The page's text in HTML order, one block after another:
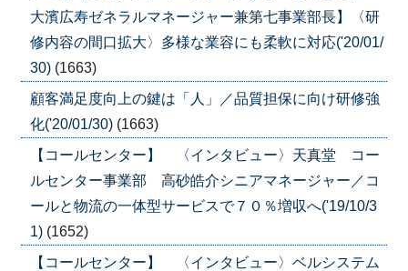
大濱広寿ゼネラルマネージャー兼第七事業部長】〈研
修内容の間口拡大〉多様な業容にも柔軟に対応('20/01/
30) (1663)
顧客満足度向上の鍵は「人」／品質担保に向け研修強
化('20/01/30) (1663)
【コールセンター】 〈インタビュー〉天真堂 コー
ルセンター事業部 高砂皓介シニアマネージャー／コ
ールと物流の一体型サービスで７０％増収へ('19/10/3
1) (1652)
【コールセンター】 〈インタビュー〉ベルシステム